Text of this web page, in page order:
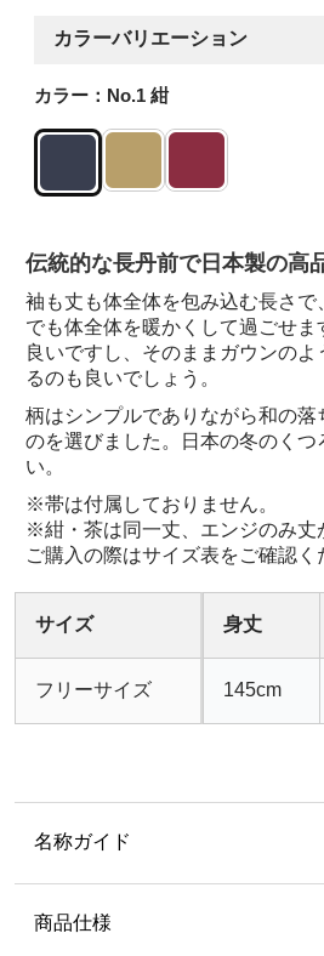
カラーバリエーション
カラー：No.1 紺
伝統的な長丹前で日本製の高
袖も丈も体全体を包み込む長さで
でも体全体を暖かくして過ごせま
良いですし、そのままガウンの
るのも良いでしょう。
柄はシンプルでありながら和の落
のを選びました。日本の冬のくつ
い。
※帯は付属しておりません。
※紺・茶は同一丈、エンジのみ丈
ご購入の際はサイズ表をご確認く
サイズ 身丈
フリーサイズ 145cm
名称ガイド
商品仕様